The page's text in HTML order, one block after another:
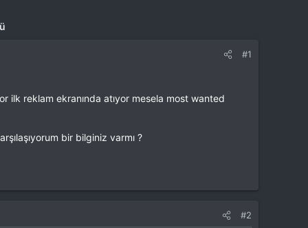
#1
ilk reklam ekranında atıyor mesela most wanted
bir bilginiz varmı ?
#2